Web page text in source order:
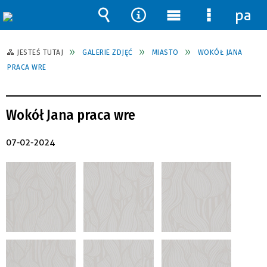
JESTEŚ TUTAJ GALERIE ZDJĘĆ MIASTO
WOKÓŁ JANA
PRACA WRE
Wokół Jana praca wre
07-02-2024
Wyszukiwarka
Narzędzia
Menu
główne
Menu